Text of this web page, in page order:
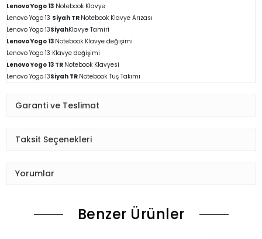
Lenovo Yogo 13 Notebook Klavye
Lenovo Yogo 13 Siyah TR Notebook Klavye Arızası
Lenovo Yogo 13SiyahKlavye Tamiri
Lenovo Yogo 13 Notebook Klavye değişimi
Lenovo Yogo 13 Klavye değişimi
Lenovo Yogo 13 TR Notebook Klavyesi
Lenovo Yogo 13Siyah TR Notebook Tuş Takımı
Garanti ve Teslimat
Taksit Seçenekleri
Yorumlar
Benzer Ürünler